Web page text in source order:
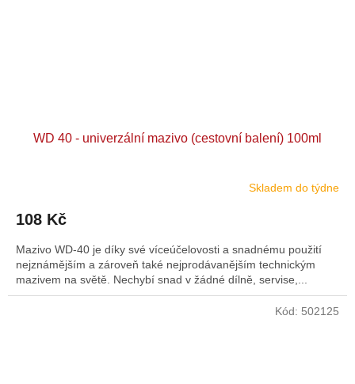
WD 40 - univerzální mazivo (cestovní balení) 100ml
Skladem do týdne
108 Kč
Mazivo WD-40 je díky své víceúčelovosti a snadnému použití
nejznámějším a zároveň také nejprodávanějším technickým
mazivem na světě. Nechybí snad v žádné dílně, servise,...
Kód: 502125